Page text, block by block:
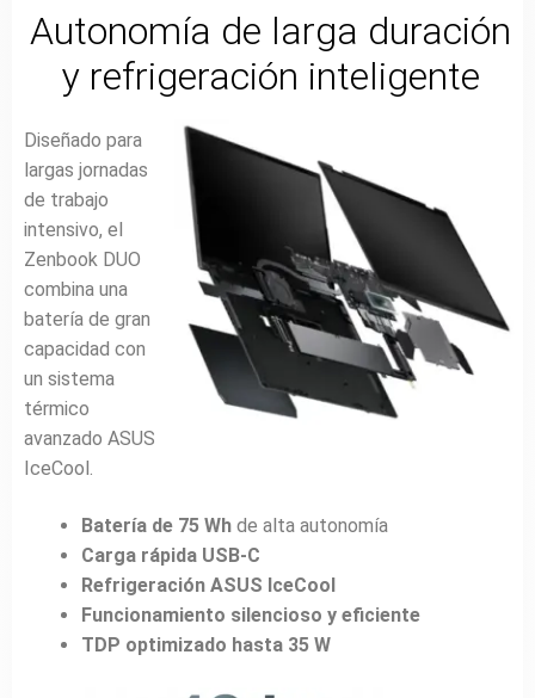
Autonomía de larga duración
y refrigeración inteligente
Diseñado para
largas jornadas
de trabajo
intensivo, el
Zenbook DUO
combina una
batería de gran
capacidad con
un sistema
térmico
avanzado ASUS
IceCool.
Batería de 75 Wh de alta autonomía
Carga rápida USB-C
Refrigeración ASUS IceCool
Funcionamiento silencioso y eficiente
TDP optimizado hasta 35 W